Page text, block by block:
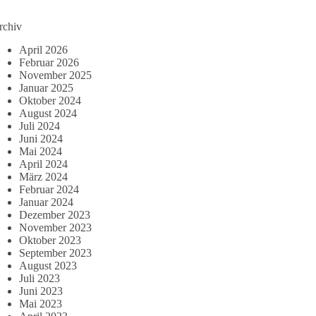
April 2026
Februar 2026
November 2025
Januar 2025
Oktober 2024
August 2024
Juli 2024
Juni 2024
Mai 2024
April 2024
März 2024
Februar 2024
Januar 2024
Dezember 2023
November 2023
Oktober 2023
September 2023
August 2023
Juli 2023
Juni 2023
Mai 2023